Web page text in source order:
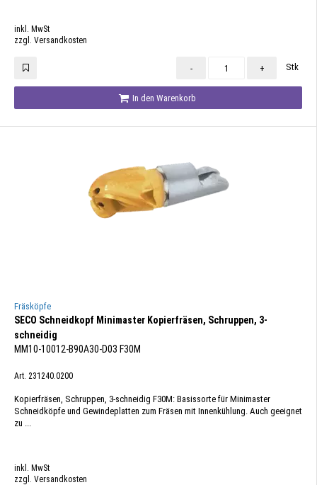
inkl. MwSt
zzgl. Versandkosten
- + Stk
In den Warenkorb
Fräsköpfe
SECO Schneidkopf Minimaster Kopierfräsen, Schruppen, 3-
schneidig
MM10-10012-B90A30-D03 F30M
Art. 231240.0200
Kopierfräsen, Schruppen, 3-schneidig F30M: Basissorte für Minimaster
Schneidköpfe und Gewindeplatten zum Fräsen mit Innenkühlung. Auch geeignet
zu ...
inkl. MwSt
zzgl. Versandkosten